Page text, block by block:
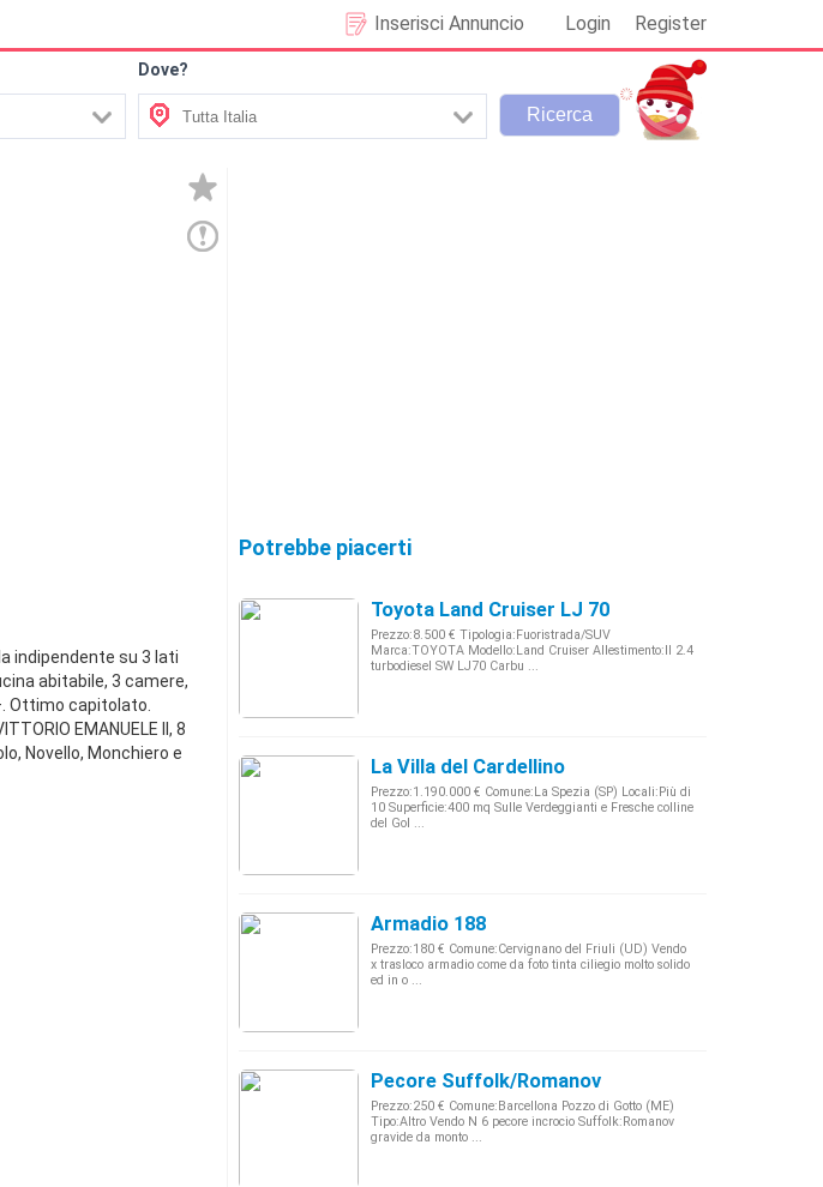
Login Register
Inserisci Annuncio
Dove?
indipendente su 3 lati
abitabile, 3 camere,
Ottimo capitolato.
EMANUELE II, 8
Novello, Monchiero e
Potrebbe piacerti
Toyota Land Cruiser LJ 70
Prezzo:8.500 € Tipologia:Fuoristrada/SUV
Marca:TOYOTA Modello:Land Cruiser Allestimento:II 2.4
turbodiesel SW LJ70 Carbu ...
La Villa del Cardellino
Prezzo:1.190.000 € Comune:La Spezia (SP) Locali:Più di
10 Superficie:400 mq Sulle Verdeggianti e Fresche colline
del Gol ...
Armadio 188
Prezzo:180 € Comune:Cervignano del Friuli (UD) Vendo
x trasloco armadio come da foto tinta ciliegio molto solido
ed in o ...
Pecore Suffolk/Romanov
Prezzo:250 € Comune:Barcellona Pozzo di Gotto (ME)
Tipo:Altro Vendo N 6 pecore incrocio Suffolk:Romanov
gravide da monto ...